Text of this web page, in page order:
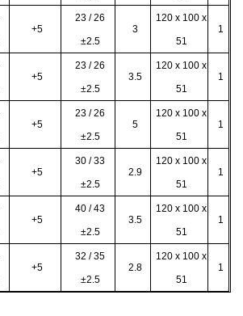
+5
23 / 26
±2.5
3
120 x 100 x
51
1
+5
23 / 26
±2.5
3.5
120 x 100 x
51
1
+5
23 / 26
±2.5
5
120 x 100 x
51
1
+5
30 / 33
±2.5
2.9
120 x 100 x
51
1
+5
40 / 43
±2.5
3.5
120 x 100 x
51
1
+5
32 / 35
±2.5
2.8
120 x 100 x
51
1